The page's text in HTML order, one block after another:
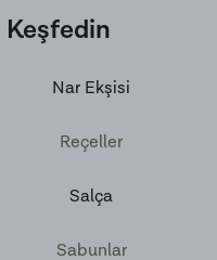
Nar Ekşisi
Reçeller
Salça
Sabunlar